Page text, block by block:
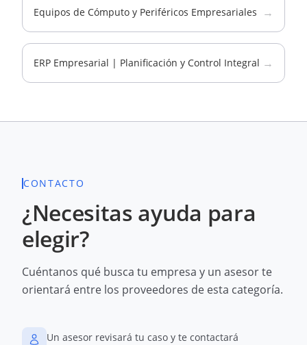
Equipos de Cómputo y Periféricos Empresariales →
ERP Empresarial | Planificación y Control Integral →
CONTACTO
¿Necesitas ayuda para
elegir?
Cuéntanos qué busca tu empresa y un asesor te
orientará entre los proveedores de esta categoría.
Un asesor revisará tu caso y te contactará